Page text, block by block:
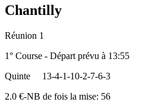
Chantilly
Réunion 1
1° Course - Départ prévu à 13:55
Quinte
13-4-1-10-2-7-6-3
2.0 €-NB de fois la mise: 56